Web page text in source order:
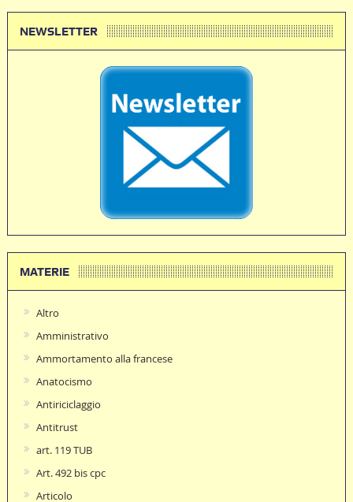
NEWSLETTER
MATERIE
Altro
Amministrativo
Ammortamento alla francese
Anatocismo
Antiriciclaggio
Antitrust
art. 119 TUB
Art. 492 bis cpc
Articolo